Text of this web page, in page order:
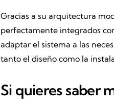
Gracias a su arquitectura
perfectamente integrados
adaptar el sistema a las
tanto el diseño como la
Si quieres saber